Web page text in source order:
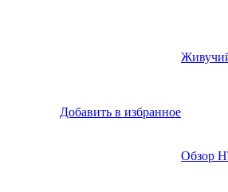
Добавить в избранное
Обзор